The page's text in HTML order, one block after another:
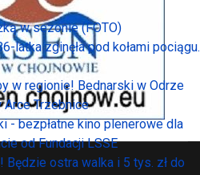
w sezonie (FOTO)
latka zginęła pod kołami pociągu.
w regionie! Bednarski w Odrze
Arce Trzebnice
- bezpłatne kino plenerowe dla
od Fundacji LSSE
Będzie ostra walka i 5 tys. zł do